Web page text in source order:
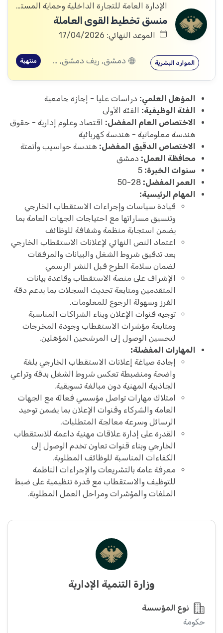
الإدارة العامة للتجارة الداخلية وحماية المستهلك
منسق تخطيط القوى العاملة
الموعد النهائي: 17/04/2026
الموارد البشرية دمشق, ريف دمشق, ديرالزور, درعا, إدلب, القنيطرة, حمص, الحسكة, حماة منتهية
المؤهل العلمي: دراسات عليا - إجازة جامعية
الفئة الوظيفية: الفئة الأولى
الاختصاص العام المفضل: اقتصاد وعلوم إدارية - حقوق
هندسة معلوماتية - هندسة كهربائية
الاختصاص الدقيق المفضل: هندسة حواسيب وأتمتة
محافظة العمل: دمشق
سنوات الخبرة:
العمر المفضل:
المهام الرئيسية:
قيادة سياسات وإجراءات الاستقطاب الخارجي
وتنسيق مساراتها مع احتياجات الجهات العامة بما
يضمن استجابة منظمة وشفافة للوظائف
اعتماد النص النهائي لإعلانات الاستقطاب الخارجي
بعد تدقيق شروط الشغل والبيانات والمرفقات
لضمان سلامة الطرح قبل النشر الرسمي
الإشراف على منصة الاستقطاب وقاعدة بيانات
المتقدمين ومتابعة تحديث السجلات بما يدعم دقة
الفرز وسهولة الرجوع للمعلومات.
توجيه قنوات الإعلان وبناء الشراكات المناسبة
ومتابعة مؤشرات الاستقطاب وجودة المخرجات
لتحسين الوصول إلى المرشحين المؤهلين.
المهارات المفضلة:
إجادة صياغة إعلانات الاستقطاب الخارجي بلغة
واضحة ومنضبطة تعكس شروط الشغل بدقة وتراعي
الجاذبية المهنية دون مبالغة تسويقية.
امتلاك مهارات تواصل مؤسسي فعالة مع الجهات
العامة والشركاء وقنوات الإعلان بما يضمن توحيد
الرسائل وسرعة معالجة المتطلبات.
القدرة على إدارة علاقات مهنية داعمة للاستقطاب
الخارجي وبناء قنوات تعاون تخدم الوصول إلى
الكفاءات المناسبة للوظائف المطلوبة.
معرفة عامة بالتشريعات والإجراءات الناظمة
للتوظيف والاستقطاب مع قدرة تنظيمية على ضبط
الملفات والمؤشرات ومراحل العمل المطلوبة.
وزارة التنمية الإدارية
نوع المؤسسة
حكومة